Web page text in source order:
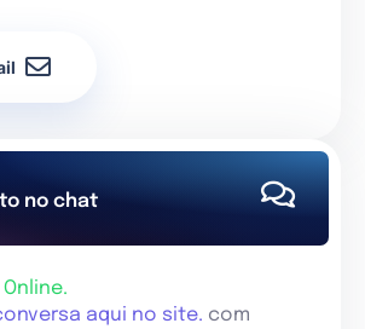
no chat
aqui no site. com